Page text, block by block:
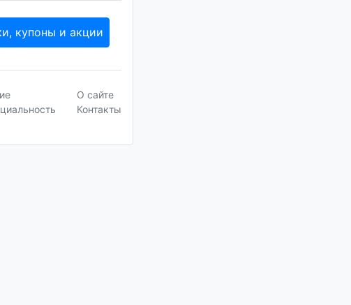
купоны и акции
О сайте
Контакты